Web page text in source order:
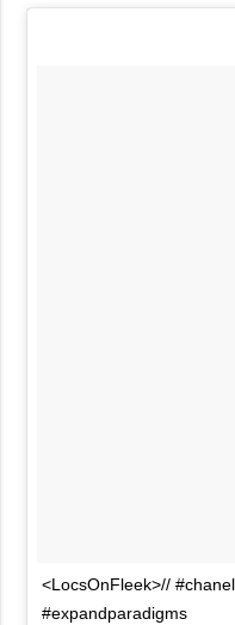
<LocsOnFleek>//
#expandparadigms